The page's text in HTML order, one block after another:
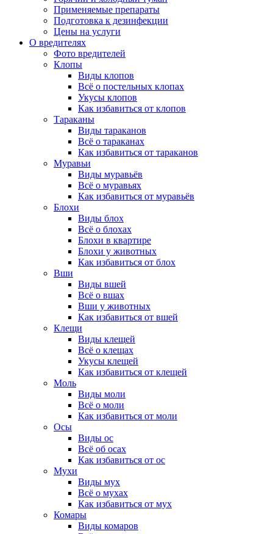
Применяемые препараты
Подготовка к дезинфекции
Цены на услуги
О вредителях
Фото вредителей
Клопы
Виды клопов
Всё о постельных клопах
Укусы клопов
Как избавиться от клопов
Тараканы
Виды тараканов
Всё о тараканах
Как избавиться от тараканов
Муравьи
Виды муравьёв
Всё о муравьях
Как избавиться от муравьёв
Блохи
Виды блох
Всё о блохах
Блохи в квартире
Блохи у животных
Как избавиться от блох
Вши
Виды вшей
Всё о вшах
Вши у животных
Как избавиться от вшей
Клещи
Виды клещей
Всё о клещах
Укусы клещей
Как избавиться от клещей
Моль
Виды моли
Всё о моли
Как избавиться от моли
Осы
Виды ос
Всё об осах
Как избавиться от ос
Мухи
Виды мух
Всё о мухах
Как избавиться от мух
Комары
Виды комаров